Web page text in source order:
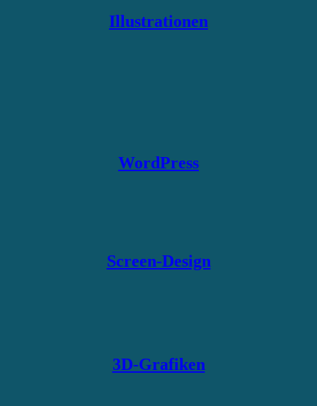
Illustrationen
WordPress
Screen-Design
3D-Grafiken